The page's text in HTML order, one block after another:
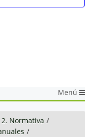
Menú
2. Normativa /
/